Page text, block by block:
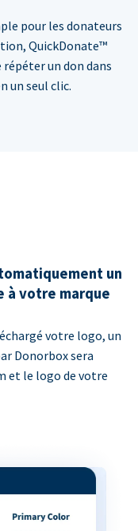
pour les donateurs
QuickDonate™
un don dans
un seul clic.
un
à votre marque
votre logo, un
Donorbox sera
et le logo de votre